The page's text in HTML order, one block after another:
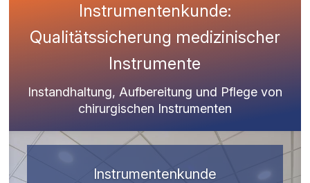
Instrumentenkunde:
Qualitätssicherung medizinischer
Instrumente
Instandhaltung, Aufbereitung und Pflege von
chirurgischen Instrumenten
Instrumentenkunde